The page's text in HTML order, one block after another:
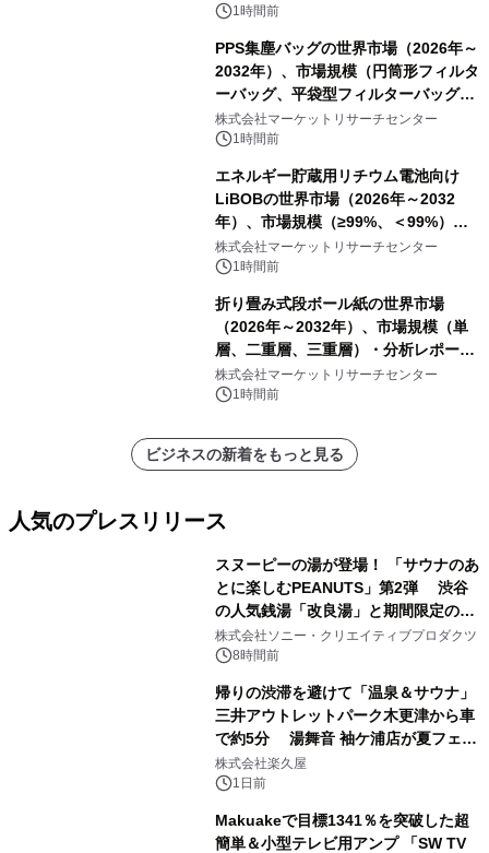
表1時間前
PPS集塵バッグの世界市場（2026年～
2032年）、市場規模（円筒形フィルタ
ーバッグ、平袋型フィルターバッグ、
プリーツフィルターバッグ、その
他）・分析レポートを発表
株式会社マーケットリサーチセンター
1時間前
エネルギー貯蔵用リチウム電池向け
LiBOBの世界市場（2026年～2032
年）、市場規模（≥99%、＜99%）・
分析レポートを発表
株式会社マーケットリサーチセンター
1時間前
折り畳み式段ボール紙の世界市場
（2026年～2032年）、市場規模（単
層、二重層、三重層）・分析レポート
を発表
株式会社マーケットリサーチセンター
1時間前
ビジネスの新着をもっと見る
人気のプレスリリース
スヌーピーの湯が登場！ 「サウナのあ
とに楽しむPEANUTS」第2弾 渋谷
の人気銭湯「改良湯」と期間限定のコ
ラボレーション サウナイキタイコラ
ボグッズも発売決定！
株式会社ソニー・クリエイティブプロダクツ
8時間前
帰りの渋滞を避けて「温泉＆サウナ」
三井アウトレットパーク木更津から車
で約5分 湯舞音 袖ケ浦店が夏フェア
メニューを提供
株式会社楽久屋
1日前
Makuakeで目標1341％を突破した超
簡単＆小型テレビ用アンプ 「SW TV